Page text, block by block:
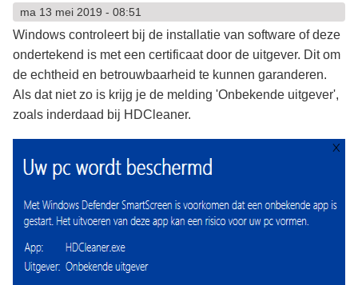
ma 13 mei 2019 - 08:51
Windows controleert bij de installatie van software of deze
ondertekend is met een certificaat door de uitgever. Dit om
de echtheid en betrouwbaarheid te kunnen garanderen.
Als dat niet zo is krijg je de melding 'Onbekende uitgever',
zoals inderdaad bij HDCleaner.